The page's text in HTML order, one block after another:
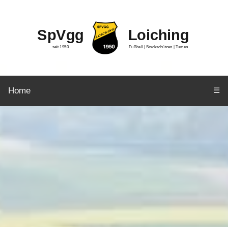
SpVgg
seit 1950
Loiching
Fußball | Stockschützen | Turnen
Home ☰